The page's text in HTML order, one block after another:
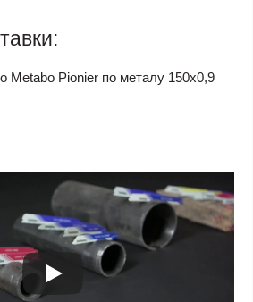
Metabo Pionier по металу 150х0,9